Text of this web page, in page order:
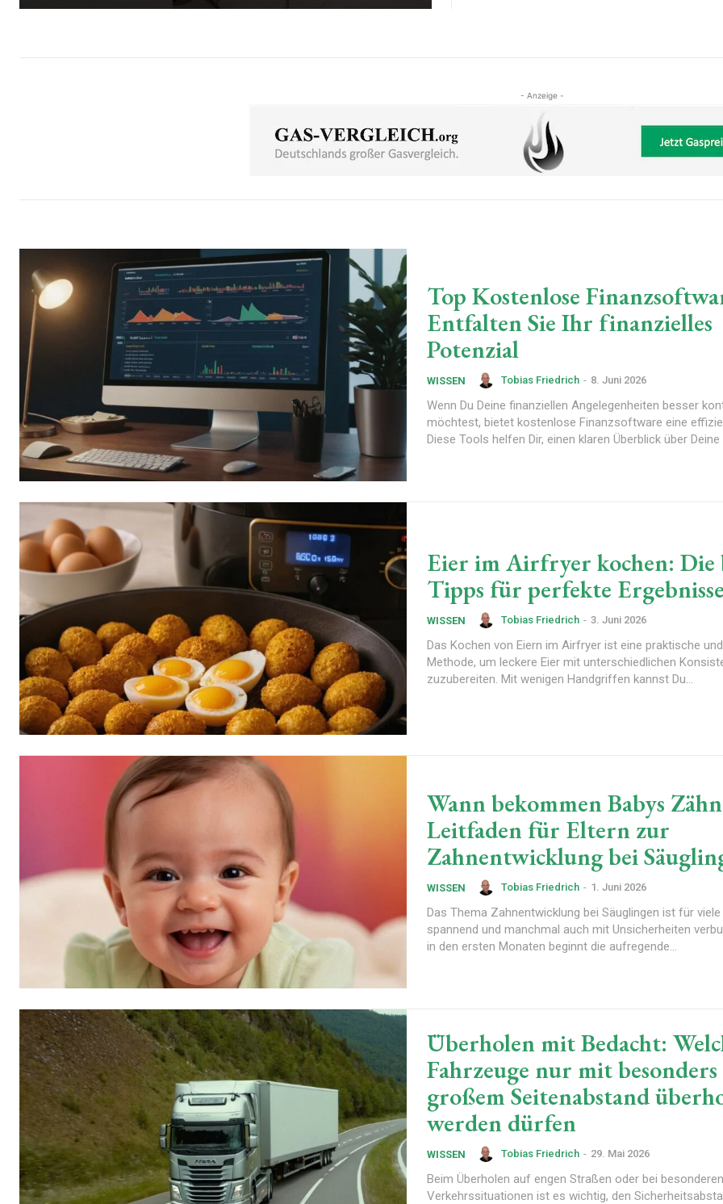
- Anzeige -
Top Kostenlose
Entfalten Sie Ihr finanzielles
Potenzial
WISSEN Tobias Friedrich - 8. Juni 2026
Wenn Du Deine finanziellen Angelegenheiten besser
möchtest, bietet kostenlose Finanzsoftware eine
Diese Tools helfen Dir, einen klaren Überblick über Deine
Eier im Airfryer kochen: Die
Tipps für perfekte
WISSEN Tobias Friedrich - 3. Juni 2026
Das Kochen von Eiern im Airfryer ist eine praktische
Methode, um leckere Eier mit unterschiedlichen
zuzubereiten. Mit wenigen Handgriffen kannst Du...
Wann bekommen Babys
Leitfaden für Eltern zur
Zahnentwicklung bei
WISSEN Tobias Friedrich - 1. Juni 2026
Das Thema Zahnentwicklung bei Säuglingen ist für viele
spannend und manchmal auch mit Unsicherheiten
in den ersten Monaten beginnt die aufregende...
Überholen mit Bedacht:
Fahrzeuge nur mit besonders
großem Seitenabstand
werden dürfen
WISSEN Tobias Friedrich - 29. Mai 2026
Beim Überholen auf engen Straßen oder bei besonderen
Verkehrssituationen ist es wichtig, den